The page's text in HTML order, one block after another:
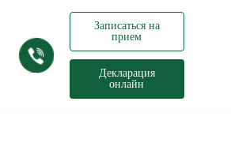
Записаться на
прием
Декларация
онлайн